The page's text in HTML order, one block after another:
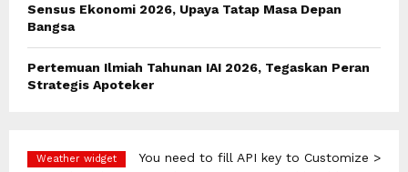
Sensus Ekonomi 2026, Upaya Tatap Masa Depan
Bangsa
Pertemuan Ilmiah Tahunan IAI 2026, Tegaskan Peran
Strategis Apoteker
Weather widget
You need to fill API key to Customize >